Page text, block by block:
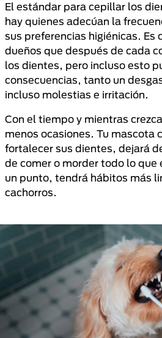
El estándar para cepillar los
hay quienes adecúan la
sus preferencias higiénicas. Es
dueños que después de cada
los dientes, pero incluso esto
consecuencias, tanto un
incluso molestias e irritación.
Con el tiempo y mientras
menos ocasiones. Tu mascota
fortalecer sus dientes, dejará
de comer o morder todo lo que
un punto, tendrá hábitos más
cachorros.